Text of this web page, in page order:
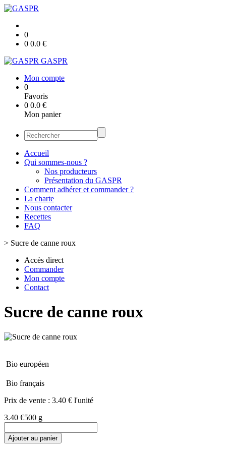
0
0 0.0 €
GASPR
Mon compte
0
Favoris
0 0.0 €
Mon panier
Accueil
Qui sommes-nous ?
Nos producteurs
Présentation du GASPR
Comment adhérer et commander ?
La charte
Nous contacter
Recettes
FAQ
> Sucre de canne roux
Accès direct
Commander
Mon compte
Contact
Sucre de canne roux
Bio européen
Bio français
Prix de vente : 3.40 € l'unité
3.40 €500 g
Ajouter au panier